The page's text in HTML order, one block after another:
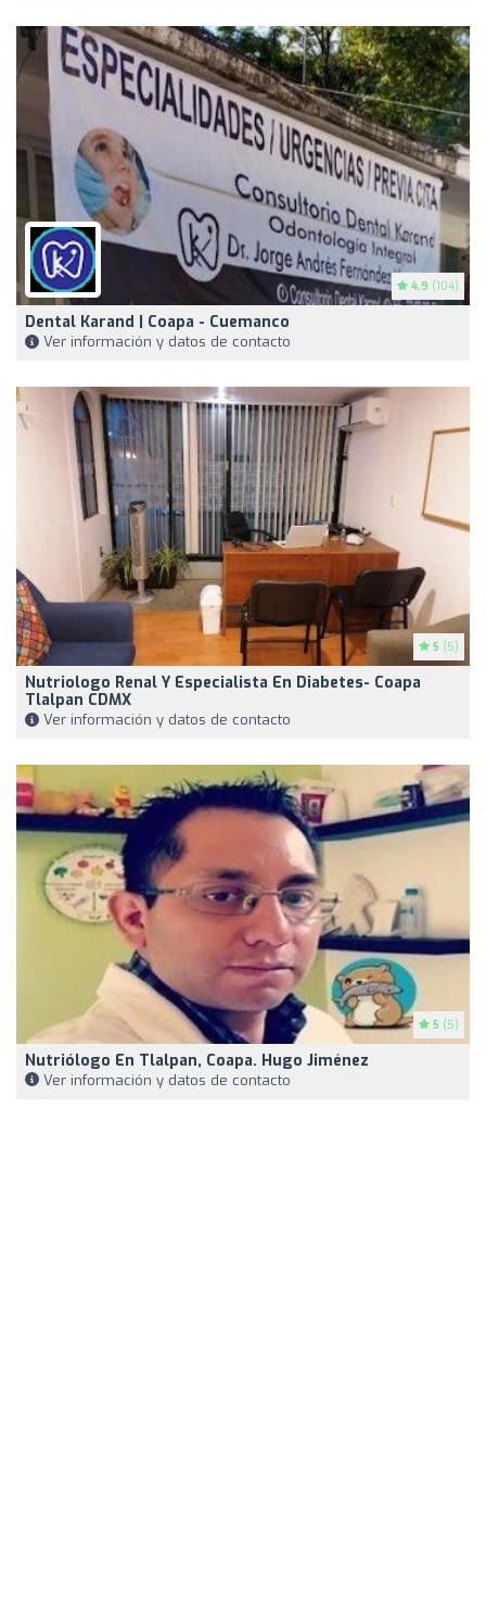
4.9 (104)
Dental Karand | Coapa - Cuemanco
Ver información y datos de contacto
5 (5)
Nutriologo Renal Y Especialista En Diabetes- Coapa
Tlalpan CDMX
Ver información y datos de contacto
5 (5)
Nutriólogo En Tlalpan, Coapa. Hugo Jiménez
Ver información y datos de contacto